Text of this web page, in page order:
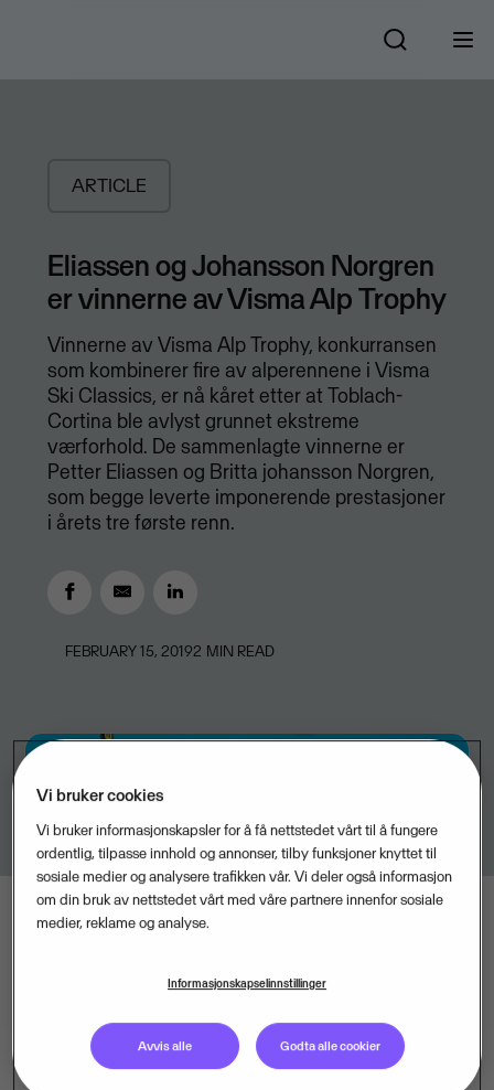
ARTICLE
Eliassen og Johansson Norgren
er vinnerne av Visma Alp Trophy
Vinnerne av Visma Alp Trophy, konkurransen
som kombinerer fire av alperennene i Visma
Ski Classics, er nå kåret etter at Toblach-
Cortina ble avlyst grunnet ekstreme
værforhold. De sammenlagte vinnerne er
Petter Eliassen og Britta johansson Norgren,
som begge leverte imponerende prestasjoner
i årets tre første renn.
FEBRUARY 15, 20192 MIN READ
Vi bruker cookies
Vi bruker informasjonskapsler for å få nettstedet vårt til å fungere
ordentlig, tilpasse innhold og annonser, tilby funksjoner knyttet til
sosiale medier og analysere trafikken vår. Vi deler også informasjon
om din bruk av nettstedet vårt med våre partnere innenfor sosiale
medier, reklame og analyse.
Informasjonskapselinnstillinger
Avvis alle Godta alle cookier